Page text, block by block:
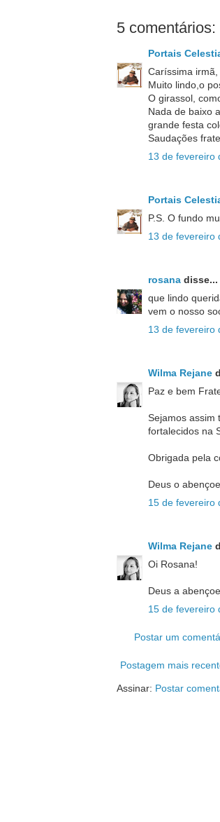
5 comentários:
Portais
Caríssima irmã,
Muito lindo,o
O girassol,
Nada de baixo
grande festa
Saudações
13 de fevereiro
Portais
P.S. O fundo
13 de fevereiro
rosanadisse...
que lindo
vem o nosso
13 de fevereiro
Wilma Rejane
Paz e bem
Sejamos assim
fortalecidos na
Obrigada pela
Deus o abençoe.
15 de fevereiro
Wilma Rejane
Oi Rosana!
Deus a
15 de fevereiro
Postar um
Postagem mais
Assinar: Postar